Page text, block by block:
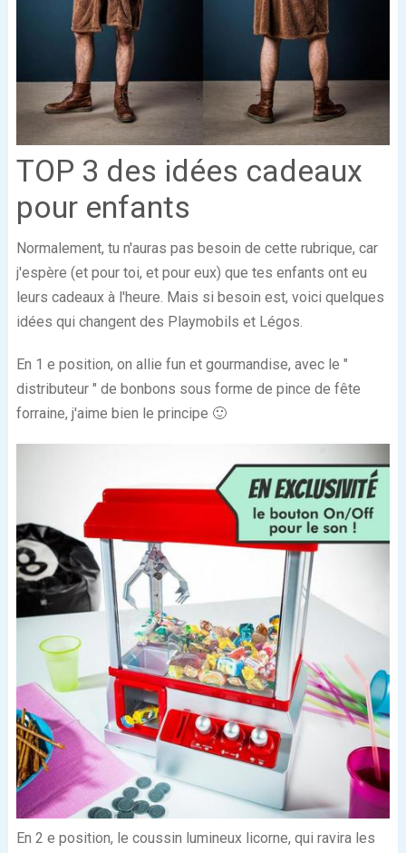
TOP 3 des idées cadeaux
pour enfants
Normalement, tu n'auras pas besoin de cette rubrique, car
j'espère (et pour toi, et pour eux) que tes enfants ont eu
leurs cadeaux à l'heure. Mais si besoin est, voici quelques
idées qui changent des Playmobils et Légos.
En 1 e position, on allie fun et gourmandise, avec le "
distributeur " de bonbons sous forme de pince de fête
forraine, j'aime bien le principe 🙂
En 2 e position, le coussin lumineux licorne, qui ravira les